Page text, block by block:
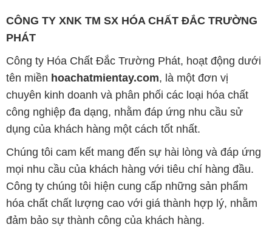
chuyên kinh doanh và phân phối các loại hóa chất
công nghiệp đa dạng, nhằm đáp ứng nhu cầu sử
dụng của khách hàng một cách tốt nhất.
Chúng tôi cam kết mang đến sự hài lòng và đáp ứng
mọi nhu cầu của khách hàng với tiêu chí hàng đầu.
Công ty chúng tôi hiện cung cấp những sản phẩm
hóa chất chất lượng cao với giá thành hợp lý, nhằm
đảm bảo sự thành công của khách hàng.
Uy tín là một trong những nguyên tắc quan trọng
trong hoạt động kinh doanh của chúng tôi. Chúng tôi
luôn ý thức rằng những sản phẩm mà chúng tôi cung
cấp cần phải đáp ứng tiêu chuẩn chất lượng cao, làm